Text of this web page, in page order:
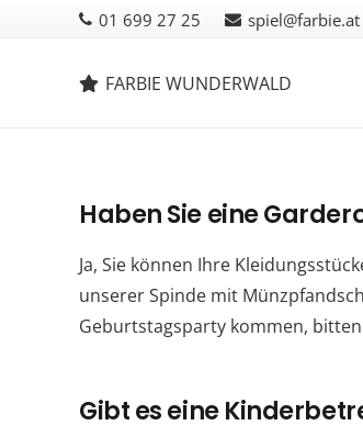
01 699 27 25 spiel@farbie.at
FARBIE WUNDERWALD
Haben Sie eine
Ja, Sie können Ihre
unserer Spinde mit
Geburtstagsparty kommen,
Gibt es eine